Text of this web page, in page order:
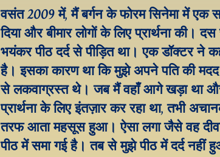
वसंत 2009 में, मैं बर्गन के फोरम सिनेमा में एक
दिया और बीमार लोगों के लिए प्रार्थना
भयंकर पीठ दर्द से पीड़ित था। एक डॉक्टर ने
है। इसका कारण था कि मुझे अपने पति की
से लकवाग्रस्त थे। जब मैं वहाँ आगे खड़ा था
प्रार्थना के लिए इंतज़ार कर रहा था, तभी
तरफ आता महसूस हुआ। ऐसा लगा जैसे वह
पीठ में समा गई है। तब से मुझे पीठ में दर्द नहीं